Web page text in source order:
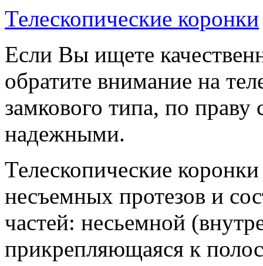
Телескопические коронки
Если Вы ищете
обратите внимание на
замкового типа, по
надежными.
Телескопические
несъемных протезов и
частей: несьемной
прикрепляющаяся к